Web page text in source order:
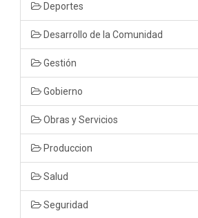
Deportes
Desarrollo de la Comunidad
Gestión
Gobierno
Obras y Servicios
Produccion
Salud
Seguridad